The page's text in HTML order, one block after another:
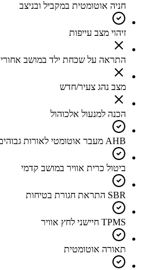
חניה אוטומטית במקביל ובניצב
זיהוי מצב עייפות
התראה על שכחת ילד במושב אחורי
מצב נהג צעיר/חדש
הכנה למנעול אלכוהול
AHB מעבר אוטומטי לאורות גבוהים
ביטול כרית אוויר במושב קדמי
SBR התראת חגורת בטיחות
TPMS חיישני לחץ אוויר
תאורה אוטומטית